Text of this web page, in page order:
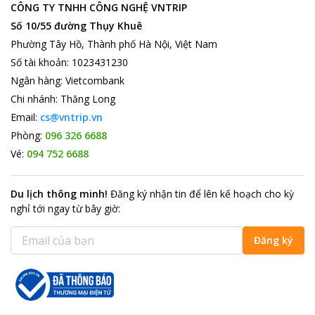
Các Điểm Du Lịch Hút Khách Gần Khách Sạn:
Từ Omega Hotel du khách có thể tắm biển ở bãi biển Mỹ Khê
tham quan Cầu Rồng cây cầu có hình dáng giống 1 con rồng và
là cây cầu thứ 7, cây cầu mới nhất bắc qua sông Hàn. Hay tham
quan Cầu Sông Hàn một trong những điểm tham quan nổi tiếng
của Đà Nẵng.
CÔNG TY TNHH CÔNG NGHỆ VNTRIP
Số 10/55 đường Thụy Khuê
Phường Tây Hồ, Thành phố Hà Nội, Việt Nam
Số tài khoản: 1023431230
Ngân hàng: Vietcombank
Chi nhánh: Thăng Long
Email: cs@vntrip.vn
Phòng: 096 326 6688
Vé: 094 752 6688
Du lịch thông minh! Đăng ký nhận tin để lên kế hoạch cho kỳ
nghỉ tới ngay từ bây giờ:
Đăng ký